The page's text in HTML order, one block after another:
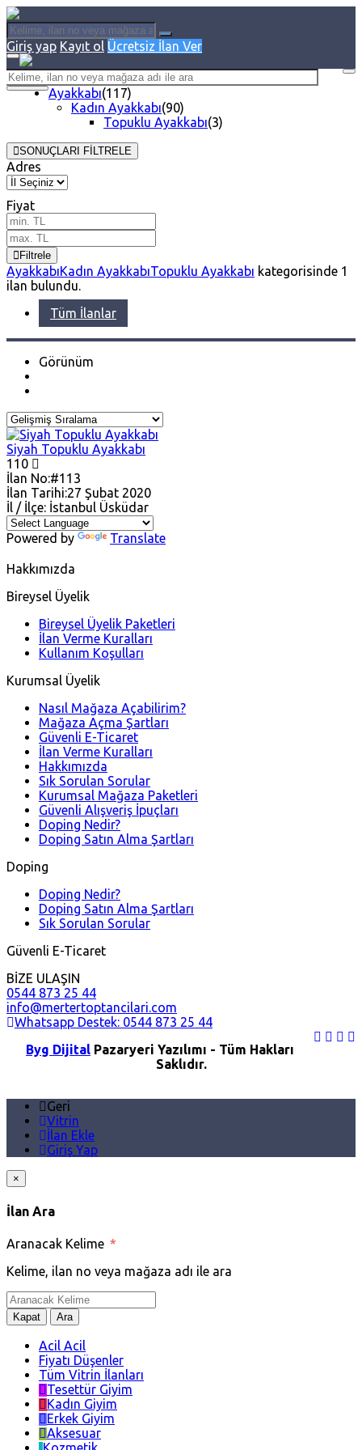
Giriş yap Kayıt ol Ücretsiz İlan Ver
Ayakkabı(117)
Kadın Ayakkabı(90)
Topuklu Ayakkabı(3)
SONUÇLARI FİLTRELE
Adres
Fiyat
Filtrele
AyakkabıKadın AyakkabıTopuklu Ayakkabı kategorisinde 1
ilan bulundu.
Tüm İlanlar
Görünüm
Siyah Topuklu Ayakkabı
110
İlan No:#113
İlan Tarihi:27 Şubat 2020
İl / İlçe: İstanbul Üsküdar
Powered by Translate
Hakkımızda
Bireysel Üyelik
Bireysel Üyelik Paketleri
İlan Verme Kuralları
Kullanım Koşulları
Kurumsal Üyelik
Nasıl Mağaza Açabilirim?
Mağaza Açma Şartları
Güvenli E-Ticaret
İlan Verme Kuralları
Hakkımızda
Sık Sorulan Sorular
Kurumsal Mağaza Paketleri
Güvenli Alışveriş İpuçları
Doping Nedir?
Doping Satın Alma Şartları
Doping
Doping Nedir?
Doping Satın Alma Şartları
Sık Sorulan Sorular
Güvenli E-Ticaret
BİZE ULAŞIN
0544 873 25 44
info@mertertoptancilari.com
Whatsapp Destek: 0544 873 25 44
Byg Dijital Pazaryeri Yazılımı - Tüm Hakları
Saklıdır.
Geri
Vitrin
İlan Ekle
Giriş Yap
×
İlan Ara
Aranacak Kelime *
Kelime, ilan no veya mağaza adı ile ara
Kapat Ara
Acil Acil
Fiyatı Düşenler
Tüm Vitrin İlanları
Tesettür Giyim
Kadın Giyim
Erkek Giyim
Aksesuar